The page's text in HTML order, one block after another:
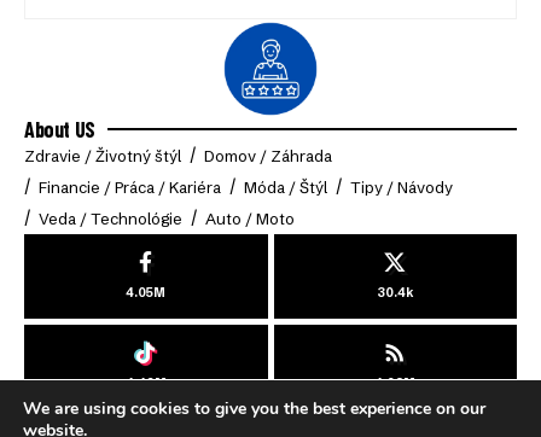
About US
Zdravie / Životný štýl
Domov / Záhrada
Financie / Práca / Kariéra
Móda / Štýl
Tipy / Návody
Veda / Technológie
Auto / Moto
4.05M 30.4k
4.49M 4.03M
© 2025 Online-Klub. All Rights Reserved.
We are using cookies to give you the best experience on our
website.